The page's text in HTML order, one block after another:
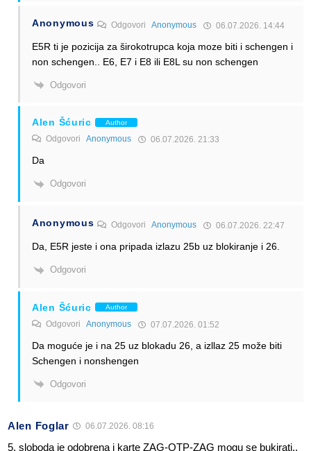
Anonymous OdgovoriAnonymous 06.07.2026. 14:44
E5R ti je pozicija za širokotrupca koja moze biti i schengen i
non schengen.. E6, E7 i E8 ili E8L su non schengen
Odgovori
Alen Šćuric Author
Odgovori Anonymous 06.07.2026. 21:33
Da
Odgovori
Anonymous OdgovoriAnonymous 06.07.2026. 22:47
Da, E5R jeste i ona pripada izlazu 25b uz blokiranje i 26.
Odgovori
Alen Šćuric Author
Odgovori Anonymous 07.07.2026. 01:52
Da moguće je i na 25 uz blokadu 26, a izllaz 25 može biti
Schengen i nonshengen
Odgovori
Alen Foglar 06.07.2026. 08:16
5. sloboda je odobrena i karte ZAG-OTP-ZAG mogu se bukirati..